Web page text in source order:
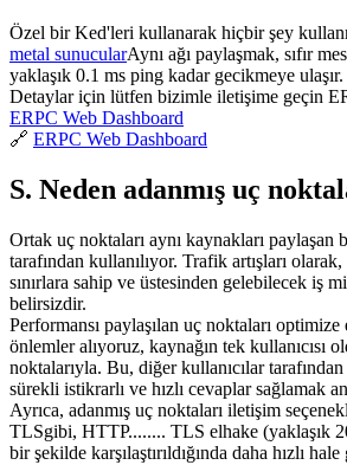
Özel bir Ked'leri kullanarak hiçbir şey
metal sunucularAynı ağı paylaşmak, sıfır
yaklaşık 0.1 ms ping kadar gecikmeye ulaşır.
Detaylar için lütfen bizimle iletişime geçin
ERPC Web Dashboard
🔗 ERPC Web Dashboard
S. Neden adanmış uç
Ortak uç noktaları aynı kaynakları paylaşan
tarafından kullanılıyor. Trafik artışları
sınırlara sahip ve üstesinden gelebilecek iş
belirsizdir.
Performansı paylaşılan uç noktaları
önlemler alıyoruz, kaynağın tek kullanıcısı
noktalarıyla. Bu, diğer kullanıcılar
sürekli istikrarlı ve hızlı cevaplar sağlamak
Ayrıca, adanmış uç noktaları iletişim
TLSgibi, HTTP........ TLS elhake (yaklaşık
bir şekilde karşılaştırıldığında daha hızlı